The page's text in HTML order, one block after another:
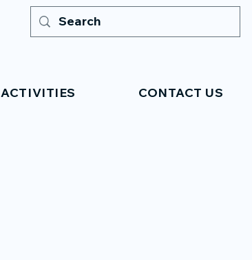
ACTIVITIES CONTACT US